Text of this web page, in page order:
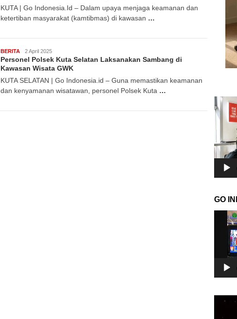
KUTA | Go Indonesia.Id – Dalam upaya menjaga keamanan dan
ketertiban masyarakat (kamtibmas) di kawasan …
BERITA GoIndonesia
2 April 2025
Personel Polsek Kuta Selatan Laksanakan Sambang di
Kawasan Wisata GWK
KUTA SELATAN | Go Indonesia.id – Guna memastikan keamanan
dan kenyamanan wisatawan, personel Polsek Kuta …
Pemutar
Video
GO
Video
Pemutar